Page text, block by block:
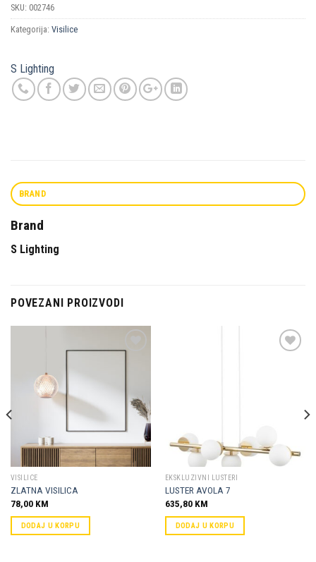
SKU: 002746
Kategorija: Visilice
S Lighting
BRAND
Brand
S Lighting
POVEZANI PROIZVODI
VISILICE
ZLATNA VISILICA
78,00 KM
DODAJ U KORPU
EKSKLUZIVNI LUSTERI
LUSTER AVOLA 7
635,80 KM
DODAJ U KORPU